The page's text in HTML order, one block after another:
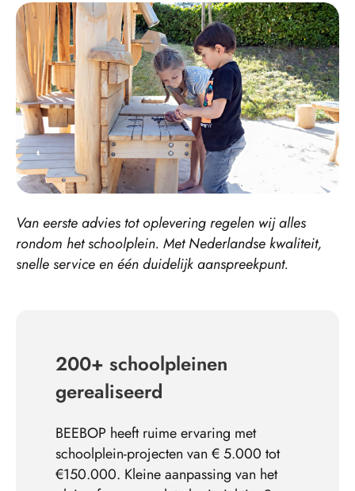
Van eerste advies tot oplevering regelen wij alles
rondom het schoolplein. Met Nederlandse kwaliteit,
snelle service en één duidelijk aanspreekpunt.
200+ schoolpleinen
gerealiseerd
BEEBOP heeft ruime ervaring met
schoolplein-projecten van €5.000 tot
€150.000. Kleine aanpassing van het